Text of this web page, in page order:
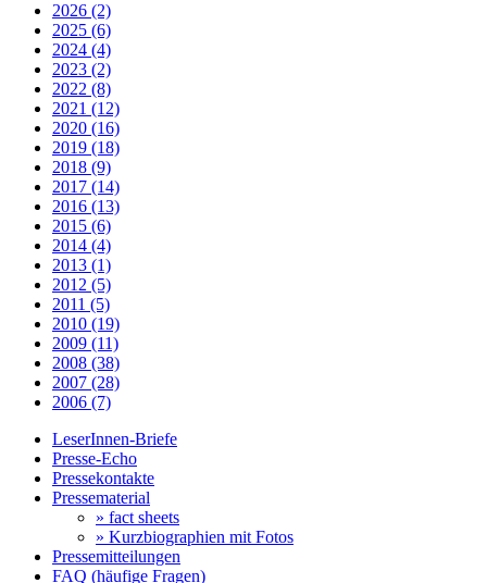
2026 (2)
2025 (6)
2024 (4)
2023 (2)
2022 (8)
2021 (12)
2020 (16)
2019 (18)
2018 (9)
2017 (14)
2016 (13)
2015 (6)
2014 (4)
2013 (1)
2012 (5)
2011 (5)
2010 (19)
2009 (11)
2008 (38)
2007 (28)
2006 (7)
LeserInnen-Briefe
Presse-Echo
Pressekontakte
Pressematerial
» fact sheets
» Kurzbiographien mit Fotos
Pressemitteilungen
FAQ (häufige Fragen)